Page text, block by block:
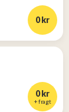
0 kr
0 kr
+ fragt